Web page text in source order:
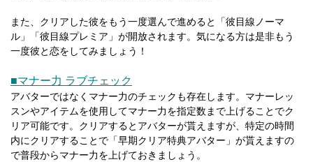
また、クリアした彼をもう一度選んで進めると「彼目線ノーマ
ル」「彼目線プレミア」が開放されます。気になる方は是非もう
一度彼と恋をしてみましょう！
■マナー力 ラブチェック
アバターではなくマナー力のチェックも存在します。マナーレッ
スンやアイテムを使用してマナー力を指定数まで上げることでク
リア可能です。クリアするとアバターが貰えますが、特定の時間
内にクリアすることで「早期クリア特典アバター」が貰えますの
で普段からマナー力を上げておきましょう。